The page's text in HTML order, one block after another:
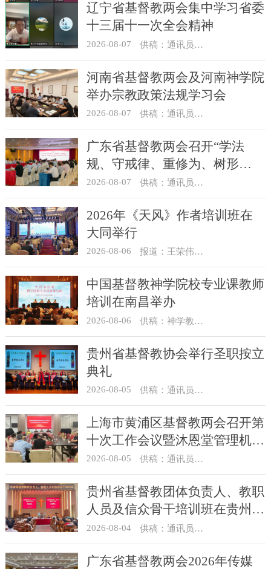
辽宁省基督教两会集中学习省委
十三届十一次全会精神
2026-08-07 供稿：通讯员 顾利民
河南省基督教两会及河南神学院
举办宗教政策法规学习会
2026-08-07 供稿：通讯员 靳新元
广东省基督教两会召开“学法
规、守戒律、重修为、树形
象”教育活动总结会议
2026-08-07 供稿：通讯员 汪浩
2026年《天风》作者培训班在
大同举行
2026-08-06 报道：王荣伟 摄影：冯谦
中国基督教神学院校专业课教师
培训在南昌举办
2026-08-06 供稿：神学教育部
贵州省基督教协会举行圣职按立
典礼
2026-08-05 供稿：通讯员 杨菁
上海市黄浦区基督教两会召开第
十次工作会议暨沐恩堂管理机构
七月份联席会议
2026-08-05 供稿：通讯员 景健美
贵州省基督教团体负责人、教职
人员及信众骨干培训班在贵州圣
经学校举办
2026-08-04 供稿：通讯员 杨菁
广东省基督教两会2026年传媒